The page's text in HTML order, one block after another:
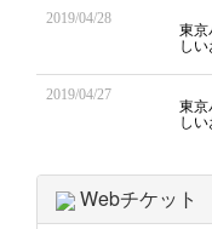
2019/04/28 東
し
2019/04/27 東
し
Webチケット